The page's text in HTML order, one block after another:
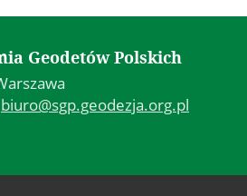
Geodetów Polskich
biuro@sgp.geodezja.org.pl